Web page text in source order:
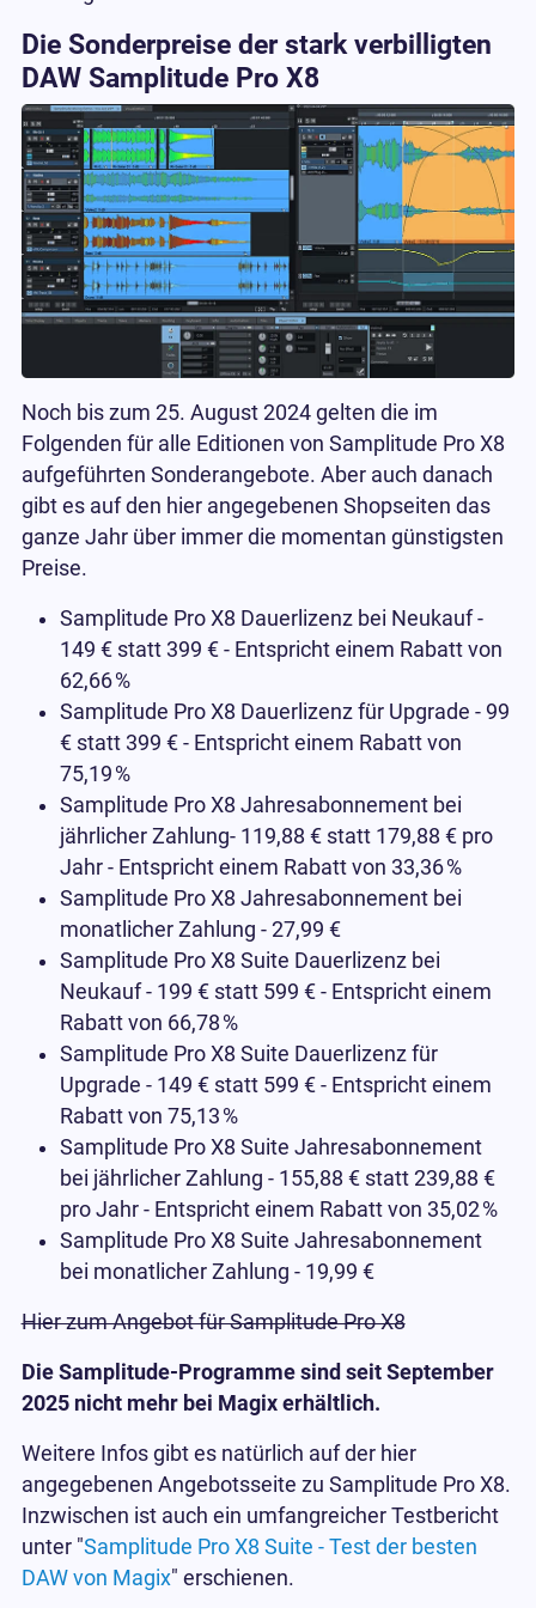
Die Sonderpreise der stark verbilligten
DAW Samplitude Pro X8
Noch bis zum 25. August 2024 gelten die im
Folgenden für alle Editionen von Samplitude Pro X8
aufgeführten Sonderangebote. Aber auch danach
gibt es auf den hier angegebenen Shopseiten das
ganze Jahr über immer die momentan günstigsten
Preise.
Samplitude Pro X8 Dauerlizenz bei Neukauf -
149 € statt 399 € - Entspricht einem Rabatt von
62,66%
Samplitude Pro X8 Dauerlizenz für Upgrade - 99
€ statt 399 € - Entspricht einem Rabatt von
75,19 %
Samplitude Pro X8 Jahresabonnement bei
jährlicher Zahlung- 119,88 € statt 179,88 € pro
Jahr - Entspricht einem Rabatt von 33,36%
Samplitude Pro X8 Jahresabonnement bei
monatlicher Zahlung - 27,99 €
Samplitude Pro X8 Suite Dauerlizenz bei
Neukauf - 199 € statt 599 € - Entspricht einem
Rabatt von 66,78 %
Samplitude Pro X8 Suite Dauerlizenz für
Upgrade - 149 € statt 599 € - Entspricht einem
Rabatt von 75,13 %
Samplitude Pro X8 Suite Jahresabonnement
bei jährlicher Zahlung - 155,88 € statt 239,88 €
pro Jahr - Entspricht einem Rabatt von 35,02%
Samplitude Pro X8 Suite Jahresabonnement
bei monatlicher Zahlung - 19,99 €
Hier zum Angebot für Samplitude Pro X8
Die Samplitude-Programme sind seit September
2025 nicht mehr bei Magix erhältlich.
Weitere Infos gibt es natürlich auf der hier
angegebenen Angebotsseite zu Samplitude Pro X8.
Inzwischen ist auch ein umfangreicher Testbericht
unter "Samplitude Pro X8 Suite - Test der besten
DAW von Magix" erschienen.